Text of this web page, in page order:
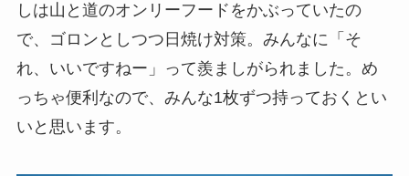
しは山と道のオンリーフードをかぶっていたの
で、ゴロンとしつつ日焼け対策。みんなに「そ
れ、いいですねー」って羨ましがられました。め
っちゃ便利なので、みんな1枚ずつ持っておくとい
いと思います。